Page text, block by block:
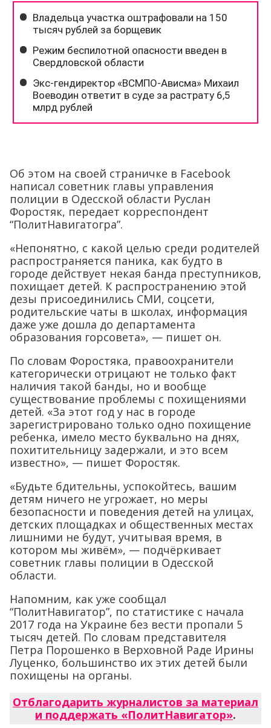
Об этом на своей страничке в Facebook
написал советник главы управления
полиции в Одесской области Руслан
Форостяк, передает корреспондент
“ПолитНавигатогра”.
«Непонятно, с какой целью среди родителей
распространяется паника, как будто в
городе действует некая банда преступников,
похищает детей. К распространению этой
дезы присоединились СМИ, соцсети,
родительские чаты в школах, информация
даже уже дошла до департамента
образования горсовета», — пишет он.
По словам Форостяка, правоохранители
категорически отрицают не только факт
наличия такой банды, но и вообще
существование проблемы с похищениями
детей. «За этот год у нас в городе
зарегистрировано только одно похищение
ребенка, имело место буквально на днях,
похитительницу задержали, и это всем
известно», — пишет Форостяк.
«Будьте бдительны, успокойтесь, вашим
детям ничего не угрожает, но меры
безопасности и поведения детей на улицах,
детских площадках и общественных местах
лишними не будут, учитывая время, в
котором мы живём», — подчёркивает
советник главы полиции в Одесской
области.
Напомним, как уже сообщал
“ПолитНавигатор”, по статистике с начала
2017 года на Украине без вести пропали 5
тысяч детей. По словам представителя
Петра Порошенко в Верховной Раде Ирины
Луценко, большинство их этих детей были
похищены на органы.
Отблагодарить журналистов за материал
и поддержать «ПолитНавигатор».